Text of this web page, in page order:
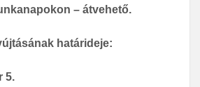
– átvehető.
határideje:
5.